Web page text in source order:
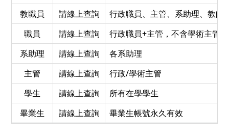
教職員
請線上查詢
行政職員、主管、系助理、教師
職員
請線上查詢
行政職員+主管，不含學術主管
系助理
請線上查詢
各系助理
主管
請線上查詢
行政/學術主管
學生
請線上查詢
所有在學學生
畢業生
請線上查詢 畢業生帳號永久有效